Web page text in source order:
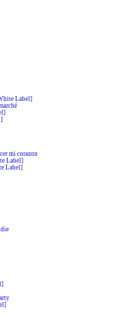
Label]
mi corazon
Label]
Label]